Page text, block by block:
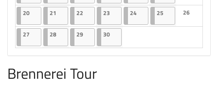
Keine
2020.04.2026
2 Veranstaltungen
21 21.04.2026
2 Veranstaltungen
22 22.04.2026
2 Veranstaltungen
23 23.04.2026
2 Veranstaltungen
2424.04.2026
2 Veranstaltungen
25 25.04.2026
2 Veranstaltungen
26
Keine
27 27.04.2026
2 Veranstaltungen
2828.04.2026
2 Veranstaltungen
2929.04.2026
2 Veranstaltungen
3030.04.2026
2 Veranstaltungen
Brennerei Tour